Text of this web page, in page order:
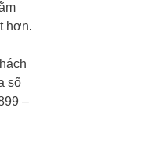
hơn.
số
–